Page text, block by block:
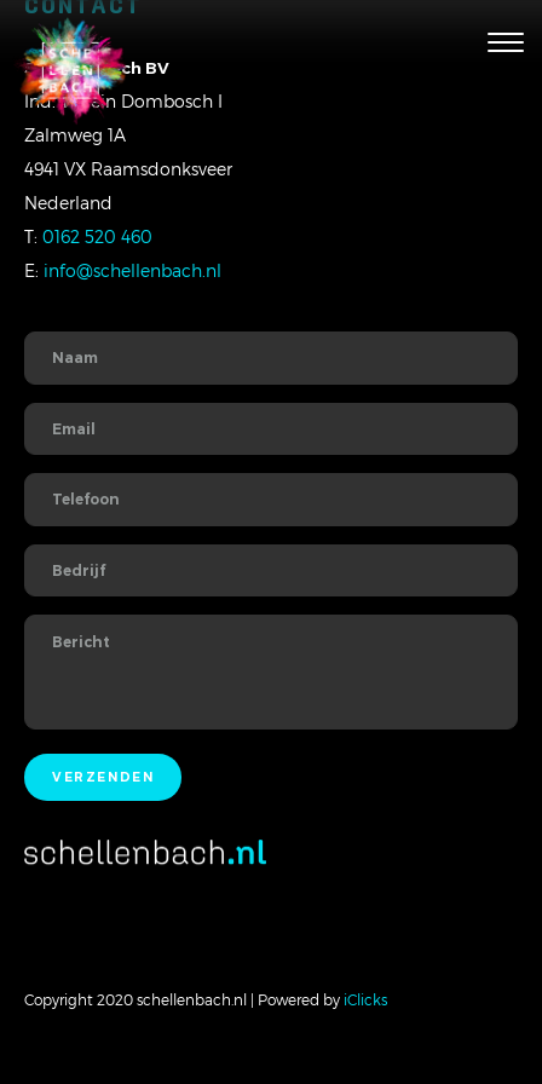
CONTACT
Schellenbach BV
Ind. Terrein Dombosch I
Zalmweg 1A
4941 VX Raamsdonksveer
Nederland
T: 0162 520 460
E: info@schellenbach.nl
Copyright 2020 schellenbach.nl | Powered by iClicks